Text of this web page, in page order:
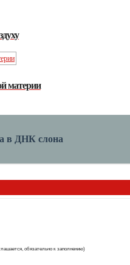
материи
в ДНК слона
обязательно к заполнению)